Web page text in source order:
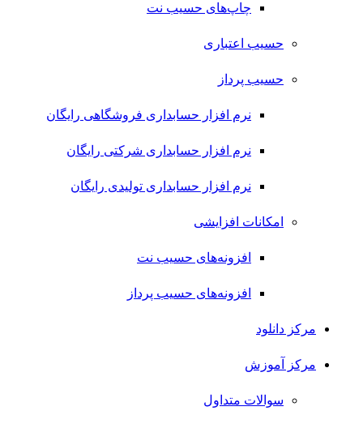
چاپ‌های حسیب نت
حسیب اعتباری
حسیب پرداز
نرم افزار حسابداری فروشگاهی رایگان
نرم افزار حسابداری شرکتی رایگان
نرم افزار حسابداری تولیدی رایگان
امکانات افزایشی
افزونه‌های حسیب نت
افزونه‌های حسیب پرداز
مرکز دانلود
مرکز آموزش
سوالات متداول